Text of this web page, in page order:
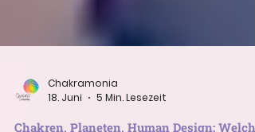
Chakramonia